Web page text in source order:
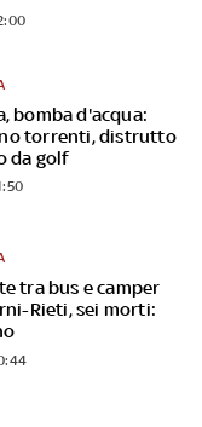
bomba d'acqua:
torrenti, distrutto
da golf
tra bus e camper
Rieti, sei morti: